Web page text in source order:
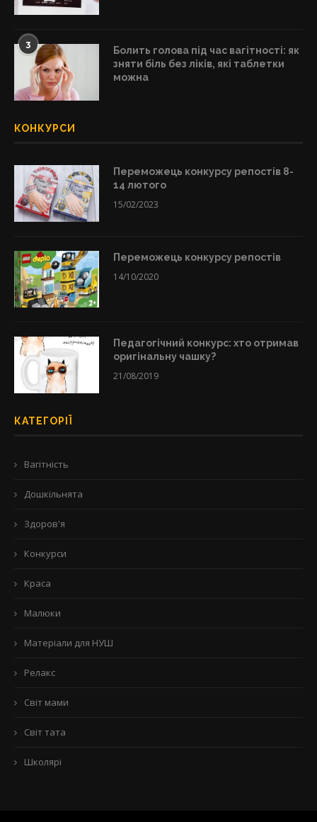
3
Болить голова під час вагітності: як
зняти біль без ліків, які таблетки
можна
КОНКУРСИ
Переможець конкурсу репостів 8-
14 лютого
15/02/2023
Переможець конкурсу репостів
14/10/2020
Педагогічний конкурс: хто отримав
оригінальну чашку?
21/08/2019
КАТЕГОРІЇ
Вагітність
Дошкільнята
Здоров'я
Конкурси
Краса
Малюки
Матеріали для НУШ
Релакс
Світ мами
Світ тата
Школярі